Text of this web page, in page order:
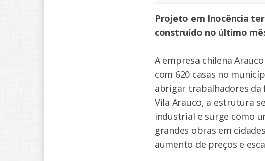
Projeto em Inocência
construído no último
A empresa chilena
com 620 casas no
abrigar trabalhadores da
Vila Arauco, a estrutura
industrial e surge como
grandes obras em
aumento de preços e